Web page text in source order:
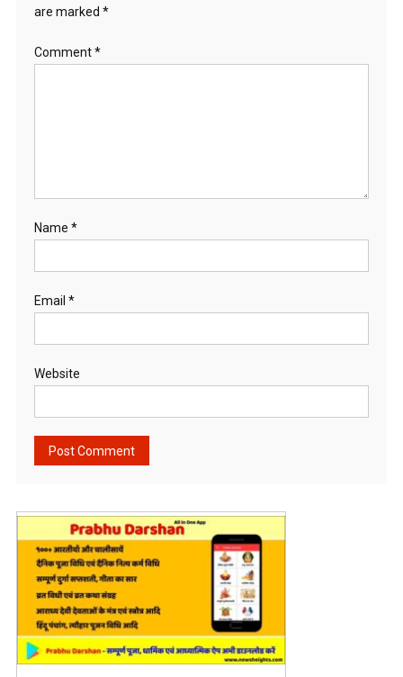
are marked *
Comment*
Name *
Email *
Website